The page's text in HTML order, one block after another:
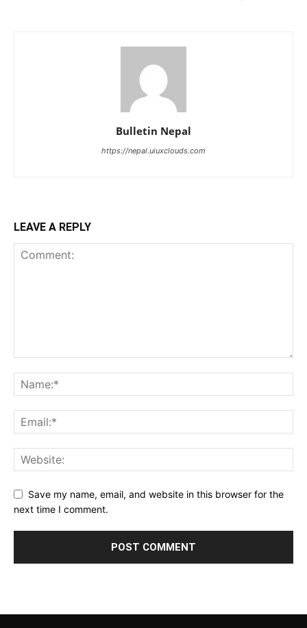
Bulletin Nepal
https://nepal.uiuxclouds.com
LEAVE A REPLY
Save my name, email, and website in this browser for the
next time I comment.